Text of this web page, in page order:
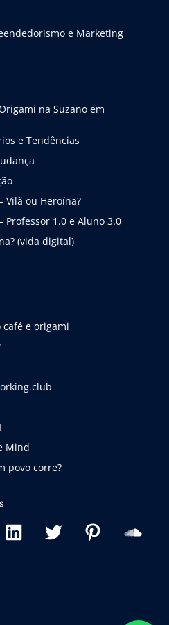
e Marketing
na Suzano em
e Tendências
Vilã ou Heroína?
Professor 1.0 e Aluno 3.0
(vida digital)
café e origami
Mind
povo corre?